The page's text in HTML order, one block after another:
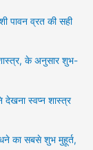
पावन व्रत की सही
के अनुसार शुभ-
स्वप्न शास्त्र
का सबसे शुभ मुहूर्त,